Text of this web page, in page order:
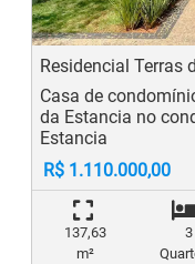
Residencial Terras
Casa de
da Estancia no
Estancia
R$ 1.110.000,00
137,63
m²
3